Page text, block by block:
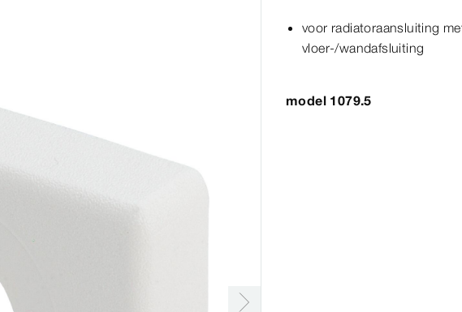
voor radiatoraansluiting
vloer-/wandafsluiting
model 1079.5